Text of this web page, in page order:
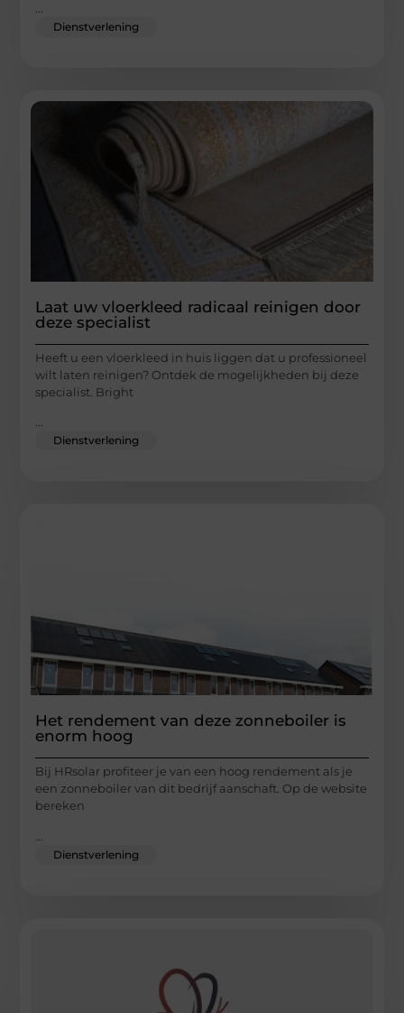
Dienstverlening
Laat uw vloerkleed radicaal reinigen door
deze specialist
Heeft u een vloerkleed in huis liggen dat u professioneel
wilt laten reinigen? Ontdek de mogelijkheden bij deze
specialist. Bright
...
Dienstverlening
Het rendement van deze zonneboiler is
enorm hoog
Bij HRsolar profiteer je van een hoog rendement als je
een zonneboiler van dit bedrijf aanschaft. Op de website
bereken
Dienstverlening